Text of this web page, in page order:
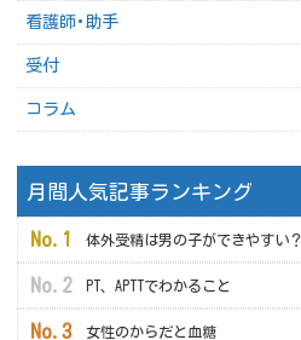
看護師･助手
受付
コラム
月間人気記事ランキング
体外受精は男の子ができやすい？
PT、APTTでわかること
女性のからだと血糖